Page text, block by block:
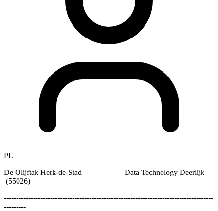
PL
De Olijftak Herk-de-Stad Data Technology Deerlijk
(55026)
--------------------------------------------------------------------------------------
---------